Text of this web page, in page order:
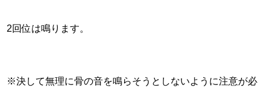
2回位は鳴ります。
※決して無理に骨の音を鳴らそうとしないように注意が必